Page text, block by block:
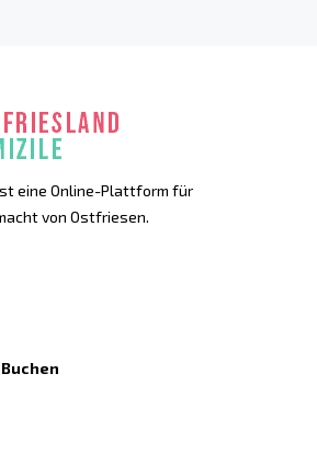
eine Online-Plattform für
von Ostfriesen.